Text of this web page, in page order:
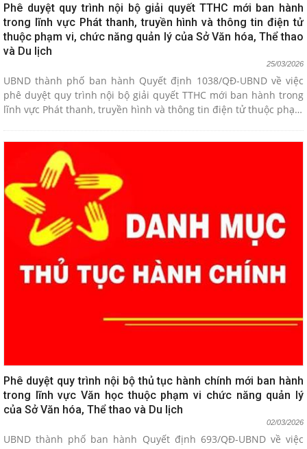
Phê duyệt quy trình nội bộ giải quyết TTHC mới ban hành
trong lĩnh vực Phát thanh, truyền hình và thông tin điện tử
thuộc phạm vi, chức năng quản lý của Sở Văn hóa, Thể thao
và Du lịch
25/03/2026
UBND thành phố ban hành Quyết định 1038/QĐ-UBND về việc
phê duyệt quy trình nội bộ giải quyết TTHC mới ban hành trong
lĩnh vực Phát thanh, truyền hình và thông tin điện tử thuộc phạm
Phê duyệt quy trình nội bộ thủ tục hành chính mới ban hành
trong lĩnh vực Văn học thuộc phạm vi chức năng quản lý
của Sở Văn hóa, Thể thao và Du lịch
02/03/2026
UBND thành phố ban hành Quyết định 693/QĐ-UBND về việc